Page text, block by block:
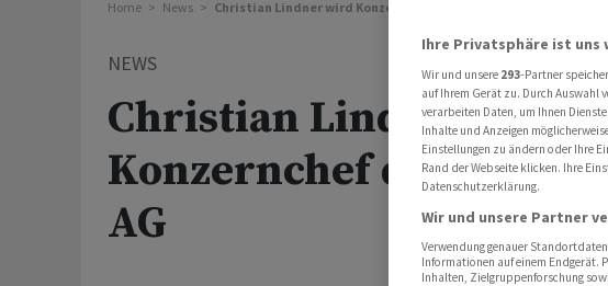
Home News Christian Lindner wird Konzernchef der Autoland AG
NEWS
Christian Lindner wird
Konzernchef der
AG
Ihre Privatsphäre ist uns
Wir und unsere 293-Partner
auf Ihrem Gerät zu. Durch Auswahl
verarbeiten Daten, um Ihnen
Inhalte und Anzeigen
Einstellungen zu ändern oder Ihre
Rand der Webseite klicken. Ihre
Datenschutzerklärung.
Wir und unsere Partner
Verwendung genauer
Informationen auf einem Endgerät.
Inhalten, Zielgruppenforschung